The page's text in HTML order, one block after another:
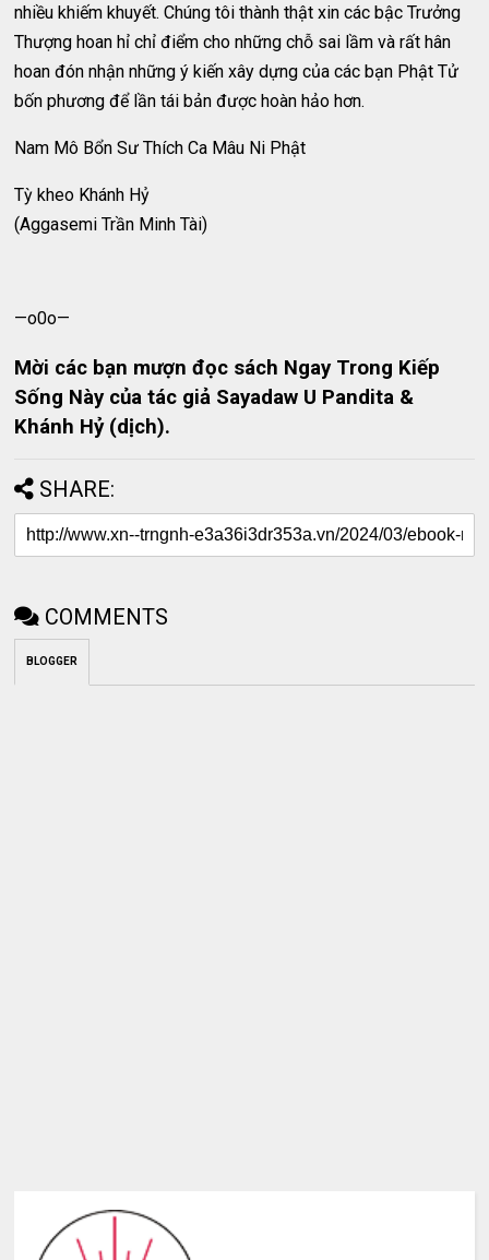
nhiều khiếm khuyết. Chúng tôi thành thật xin các bậc Trưởng
Thượng hoan hỉ chỉ điểm cho những chỗ sai lầm và rất hân
hoan đón nhận những ý kiến xây dựng của các bạn Phật Tử
bốn phương để lần tái bản được hoàn hảo hơn.
Nam Mô Bổn Sư Thích Ca Mâu Ni Phật
Tỳ kheo Khánh Hỷ
(Aggasemi Trần Minh Tài)
—o0o—
Mời các bạn mượn đọc sách Ngay Trong Kiếp
Sống Này của tác giả Sayadaw U Pandita &
Khánh Hỷ (dịch).
SHARE:
COMMENTS
BLOGGER